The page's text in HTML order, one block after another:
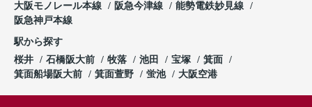
大阪モノレール本線
阪急今津線
能勢電鉄妙見線
阪急神戸本線
駅から探す
桜井
石橋阪大前 牧落 池田 宝塚
箕面
箕面船場阪大前
箕面萱野 蛍池 大阪空港